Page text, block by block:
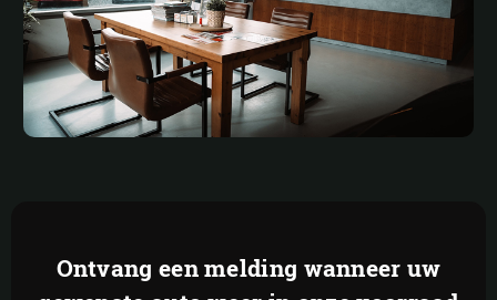
Ontvang een melding wanneer uw